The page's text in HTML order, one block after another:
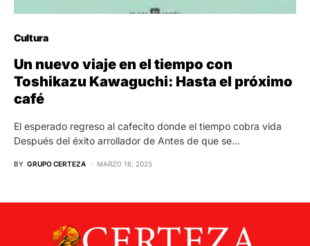
Cultura
Un nuevo viaje en el tiempo con
Toshikazu Kawaguchi: Hasta el próximo
café
El esperado regreso al cafecito donde el tiempo cobra vida
Después del éxito arrollador de Antes de que se…
BY GRUPO CERTEZA MARZO 18, 2025